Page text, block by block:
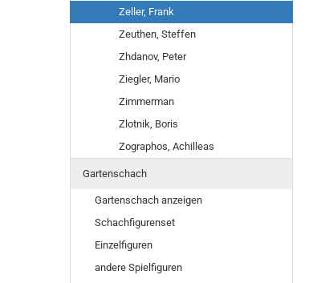
Zeller, Frank
Zeuthen, Steffen
Zhdanov, Peter
Ziegler, Mario
Zimmerman
Zlotnik, Boris
Zographos, Achilleas
Gartenschach
Gartenschach anzeigen
Schachfigurenset
Einzelfiguren
andere Spielfiguren